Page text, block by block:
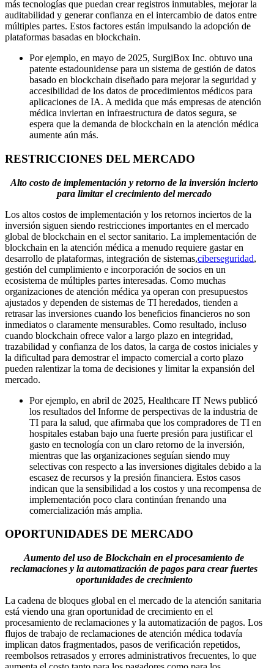
más tecnologías que puedan crear registros inmutables, mejorar la
auditabilidad y generar confianza en el intercambio de datos entre
múltiples partes. Estos factores están impulsando la adopción de
plataformas basadas en blockchain.
Por ejemplo, en mayo de 2025, SurgiBox Inc. obtuvo una
patente estadounidense para un sistema de gestión de datos
basado en blockchain diseñado para mejorar la seguridad y
accesibilidad de los datos de procedimientos médicos para
aplicaciones de IA. A medida que más empresas de atención
médica inviertan en infraestructura de datos segura, se
espera que la demanda de blockchain en la atención médica
aumente aún más.
RESTRICCIONES DEL MERCADO
Alto costo de implementación y retorno de la inversión incierto
para limitar el crecimiento del mercado
Los altos costos de implementación y los retornos inciertos de la
inversión siguen siendo restricciones importantes en el mercado
global de blockchain en el sector sanitario. La implementación de
blockchain en la atención médica a menudo requiere gastar en
desarrollo de plataformas, integración de sistemas,ciberseguridad,
gestión del cumplimiento e incorporación de socios en un
ecosistema de múltiples partes interesadas. Como muchas
organizaciones de atención médica ya operan con presupuestos
ajustados y dependen de sistemas de TI heredados, tienden a
retrasar las inversiones cuando los beneficios financieros no son
inmediatos o claramente mensurables. Como resultado, incluso
cuando blockchain ofrece valor a largo plazo en integridad,
trazabilidad y confianza de los datos, la carga de costos iniciales y
la dificultad para demostrar el impacto comercial a corto plazo
pueden ralentizar la toma de decisiones y limitar la expansión del
mercado.
Por ejemplo, en abril de 2025, Healthcare IT News publicó
los resultados del Informe de perspectivas de la industria de
TI para la salud, que afirmaba que los compradores de TI en
hospitales estaban bajo una fuerte presión para justificar el
gasto en tecnología con un claro retorno de la inversión,
mientras que las organizaciones seguían siendo muy
selectivas con respecto a las inversiones digitales debido a la
escasez de recursos y la presión financiera. Estos casos
indican que la sensibilidad a los costos y una recompensa de
implementación poco clara continúan frenando una
comercialización más amplia.
OPORTUNIDADES DE MERCADO
Aumento del uso de Blockchain en el procesamiento de
reclamaciones y la automatización de pagos para crear fuertes
oportunidades de crecimiento
La cadena de bloques global en el mercado de la atención sanitaria
está viendo una gran oportunidad de crecimiento en el
procesamiento de reclamaciones y la automatización de pagos. Los
flujos de trabajo de reclamaciones de atención médica todavía
implican datos fragmentados, pasos de verificación repetidos,
reembolsos retrasados ​​y errores administrativos frecuentes, lo que